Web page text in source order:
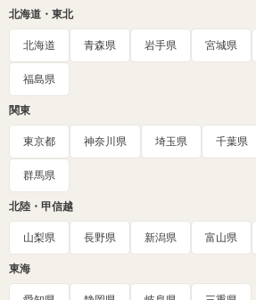
北海道・東北
北海道 青森県 岩手県 宮城県
福島県
関東
東京都 神奈川県 埼玉県 千葉県
群馬県
北陸・甲信越
山梨県 長野県 新潟県 富山県
東海